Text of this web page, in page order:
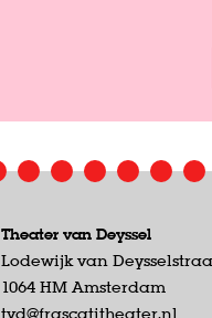
Theater van Deyssel
Lodewijk van
1064 HM Amsterdam
tvd@frascatitheater.nl